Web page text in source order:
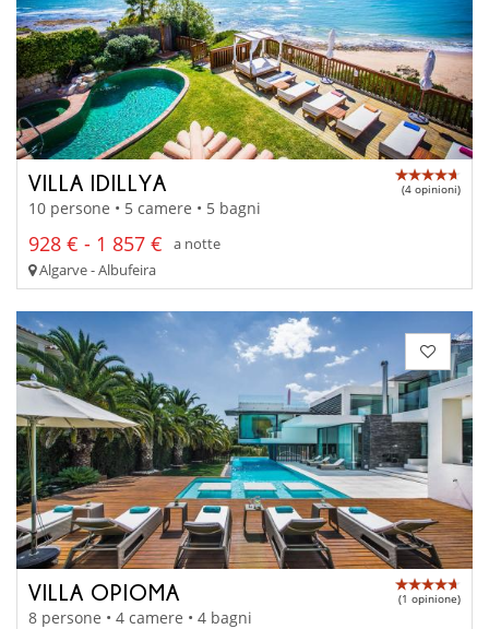
VILLA IDILLYA (4 opinioni)
10 persone • 5 camere • 5 bagni
928 € - 1 857 €
a notte
Algarve - Albufeira
VILLA OPIOMA (1 opinione)
8 persone • 4 camere • 4 bagni